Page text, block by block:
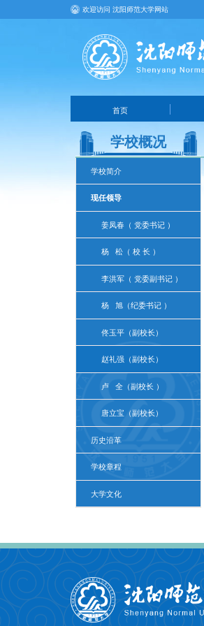
欢迎访问 沈阳师范大学网站
首页
学校概况
学校简介
现任领导
姜凤春（ 党委书记 ）
杨 松（ 校 长 ）
李洪军（ 党委副书记 ）
杨 旭（纪委书记 ）
佟玉平（副校长）
赵礼强（副校长）
卢 全（副校长 ）
唐立宝（副校长）
历史沿革
学校章程
大学文化